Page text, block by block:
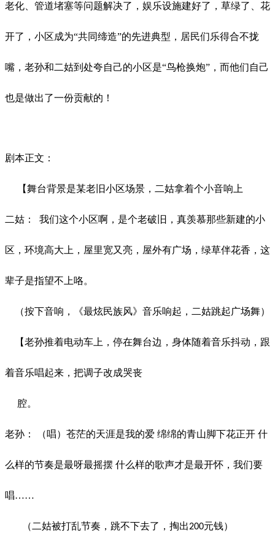
老化、管道堵塞等问题解决了，娱乐设施建好了，草绿了、花
开了，小区成为“共同缔造”的先进典型，居民们乐得合不拢
嘴，老孙和二姑到处夸自己的小区是“鸟枪换炮”，而他们自己
也是做出了一份贡献的！
剧本正文：
【舞台背景是某老旧小区场景，二姑拿着个小音响上
二姑： 我们这个小区啊，是个老破旧，真羡慕那些新建的小
区，环境高大上，屋里宽又亮，屋外有广场，绿草伴花香，这
辈子是指望不上咯。
（按下音响，《最炫民族风》音乐响起，二姑跳起广场舞）
【老孙推着电动车上，停在舞台边，身体随着音乐抖动，跟
着音乐唱起来，把调子改成哭丧
腔。
老孙： （唱）苍茫的天涯是我的爱 绵绵的青山脚下花正开 什
么样的节奏是最呀最摇摆 什么样的歌声才是最开怀，我们要
唱……
（二姑被打乱节奏，跳不下去了，掏出200元钱）